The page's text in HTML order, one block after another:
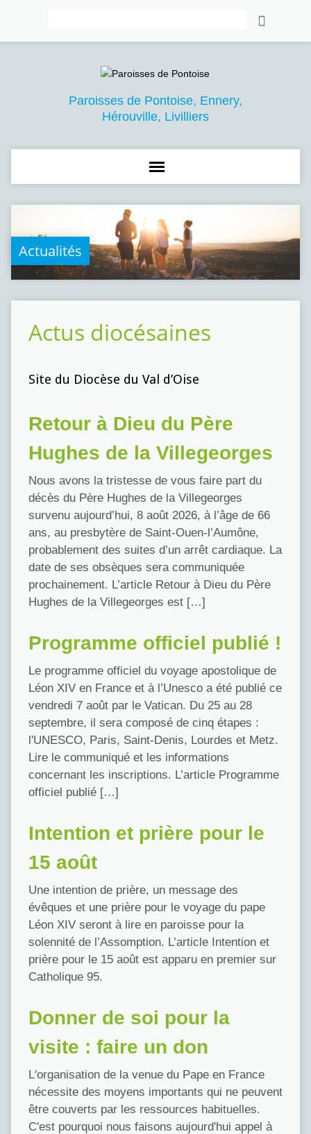
Paroisses de Pontoise, Ennery,
Hérouville, Livilliers
Actualités
Actus diocésaines
Site du Diocèse du Val d’Oise
Retour à Dieu du Père
Hughes de la Villegeorges
Nous avons la tristesse de vous faire part du
décès du Père Hughes de la Villegeorges
survenu aujourd’hui, 8 août 2026, à l’âge de 66
ans, au presbytère de Saint-Ouen-l’Aumône,
probablement des suites d’un arrêt cardiaque. La
date de ses obsèques sera communiquée
prochainement. L’article Retour à Dieu du Père
Hughes de la Villegeorges est […]
Programme officiel publié !
Le programme officiel du voyage apostolique de
Léon XIV en France et à l’Unesco a été publié ce
vendredi 7 août par le Vatican. Du 25 au 28
septembre, il sera composé de cinq étapes :
l'UNESCO, Paris, Saint-Denis, Lourdes et Metz.
Lire le communiqué et les informations
concernant les inscriptions. L’article Programme
officiel publié […]
Intention et prière pour le
15 août
Une intention de prière, un message des
évêques et une prière pour le voyage du pape
Léon XIV seront à lire en paroisse pour la
solennité de l’Assomption. L’article Intention et
prière pour le 15 août est apparu en premier sur
Catholique 95.
Donner de soi pour la
visite : faire un don
L'organisation de la venue du Pape en France
nécessite des moyens importants qui ne peuvent
être couverts par les ressources habituelles.
C'est pourquoi nous faisons aujourd'hui appel à